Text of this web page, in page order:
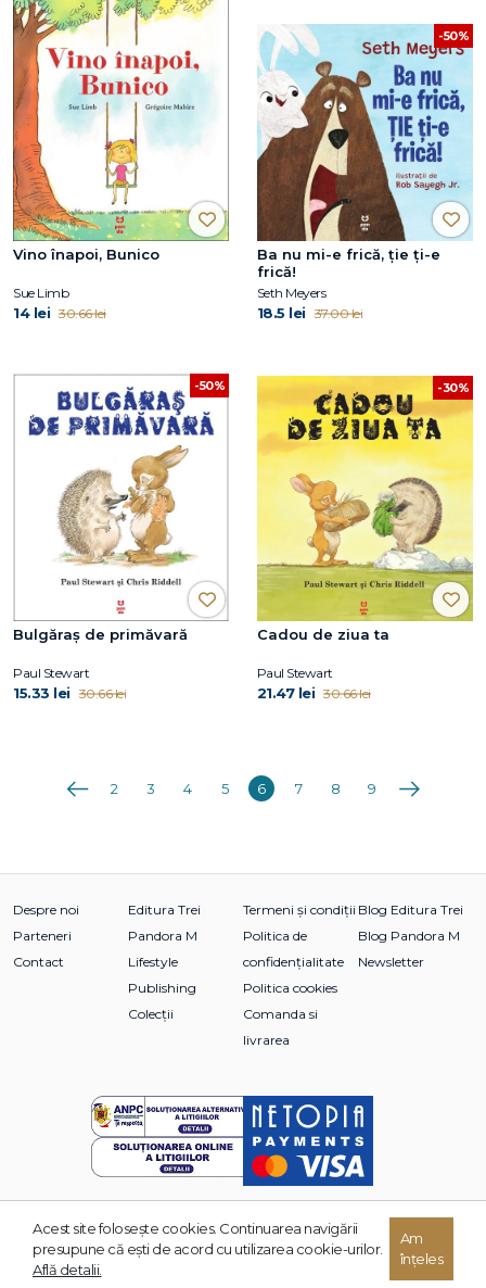
Vino înapoi, Bunico
Sue Limb
14 lei 30.66 lei
-50%
Ba nu mi-e frică, ţie ţi-e
frică!
Seth Meyers
18.5 lei 37.00 lei
-50%
Bulgăraș de primăvară
Paul Stewart
15.33 lei 30.66 lei
-30%
Cadou de ziua ta
Paul Stewart
21.47 lei 30.66 lei
Anterioara
2 3 4 5 6 7 8 9 Următoarea
Despre noi
Parteneri
Contact
Editura Trei
Pandora M
Lifestyle
Publishing
Colecții
Termeni și condiții
Politica de
confidențialitate
Politica cookies
Comanda si
livrarea
Blog Editura Trei
Blog Pandora M
Newsletter
© 2026 Grupul Editorial TREI. Toate drepturile rezervate.
Acest site foloseşte cookies. Continuarea navigării
presupune că eşti de acord cu utilizarea cookie-urilor.
Află detalii.
Am
înțeles